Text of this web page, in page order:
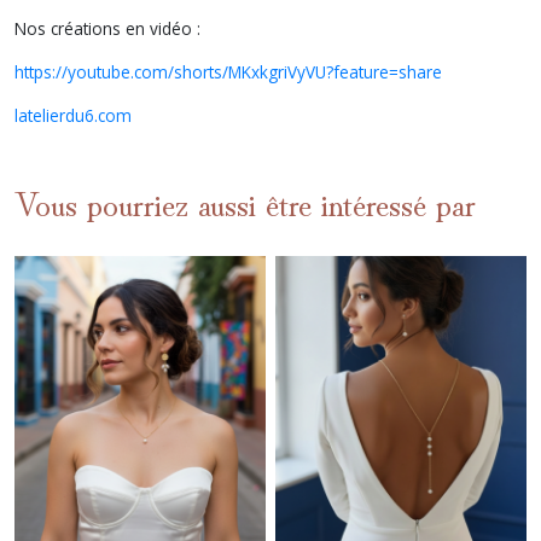
Nos créations en vidéo :
https://youtube.com/shorts/MKxkgriVyVU?feature=share
latelierdu6.com
Vous pourriez aussi être intéressé par